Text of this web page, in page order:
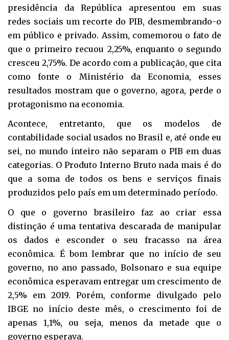
presidência da República apresentou em suas
redes sociais um recorte do PIB, desmembrando-o
em público e privado. Assim, comemorou o fato de
que o primeiro recuou 2,25%, enquanto o segundo
cresceu 2,75%. De acordo com a publicação, que cita
como fonte o Ministério da Economia, esses
resultados mostram que o governo, agora, perde o
protagonismo na economia.
Acontece, entretanto, que os modelos de
contabilidade social usados no Brasil e, até onde eu
sei, no mundo inteiro não separam o PIB em duas
categorias. O Produto Interno Bruto nada mais é do
que a soma de todos os bens e serviços finais
produzidos pelo país em um determinado período.
O que o governo brasileiro faz ao criar essa
distinção é uma tentativa descarada de manipular
os dados e esconder o seu fracasso na área
econômica. É bom lembrar que no início de seu
governo, no ano passado, Bolsonaro e sua equipe
econômica esperavam entregar um crescimento de
2,5% em 2019. Porém, conforme divulgado pelo
IBGE no início deste mês, o crescimento foi de
apenas 1,1%, ou seja, menos da metade que o
governo esperava.